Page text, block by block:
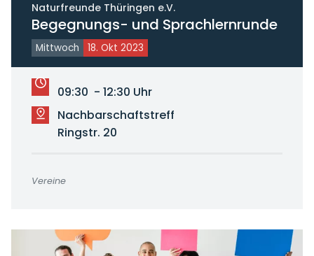
Naturfreunde Thüringen e.V.
Begegnungs- und Sprachlernrunde
Mittwoch 18. Okt 2023
09:30 - 12:30 Uhr
Nachbarschaftstreff
Ringstr. 20
Vereine